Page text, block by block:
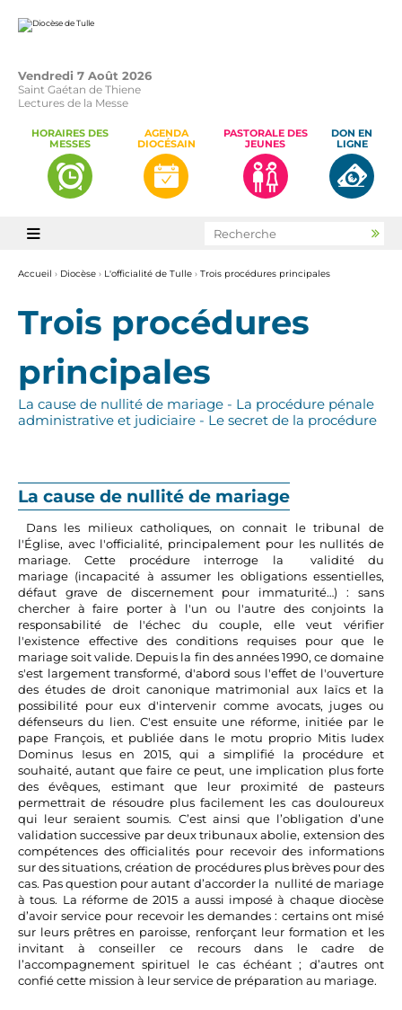
contenu.
navigation
Vendredi 7 Août 2026
Saint Gaétan de Thiene
Lectures de la Messe
HORAIRES DES
MESSES
AGENDA
DIOCÉSAIN
PASTORALE DES
JEUNES
DON EN
LIGNE

Accueil › Diocèse › L'officialité de Tulle › Trois procédures principales
Trois procédures
principales
La cause de nullité de mariage - La procédure pénale
administrative et judiciaire - Le secret de la procédure
La cause de nullité de mariage
Dans les milieux catholiques, on connait le tribunal de
l'Église, avec l'officialité, principalement pour les nullités de
mariage. Cette procédure interroge la validité du
mariage (incapacité à assumer les obligations essentielles,
défaut grave de discernement pour immaturité…) : sans
chercher à faire porter à l'un ou l'autre des conjoints la
responsabilité de l'échec du couple, elle veut vérifier
l'existence effective des conditions requises pour que le
mariage soit valide. Depuis la fin des années 1990, ce domaine
s'est largement transformé, d'abord sous l'effet de l'ouverture
des études de droit canonique matrimonial aux laïcs et la
possibilité pour eux d'intervenir comme avocats, juges ou
défenseurs du lien. C'est ensuite une réforme, initiée par le
pape François, et publiée dans le motu proprio Mitis Iudex
Dominus Iesus en 2015, qui a simplifié la procédure et
souhaité, autant que faire ce peut, une implication plus forte
des évêques, estimant que leur proximité de pasteurs
permettrait de résoudre plus facilement les cas douloureux
qui leur seraient soumis. C’est ainsi que l’obligation d’une
validation successive par deux tribunaux abolie, extension des
compétences des officialités pour recevoir des informations
sur des situations, création de procédures plus brèves pour des
cas. Pas question pour autant d’accorder la nullité de mariage
à tous. La réforme de 2015 a aussi imposé à chaque diocèse
d’avoir service pour recevoir les demandes : certains ont misé
sur leurs prêtres en paroisse, renforçant leur formation et les
invitant à conseiller ce recours dans le cadre de
l’accompagnement spirituel le cas échéant ; d’autres ont
confié cette mission à leur service de préparation au mariage.